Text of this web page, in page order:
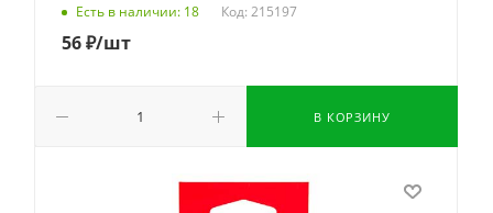
Есть в наличии: 18 Код: 215197
56₽/шт
В КОРЗИНУ